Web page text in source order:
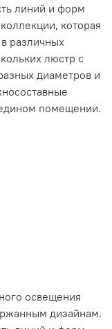
линий и форм
которая
различных
люстр с
диаметров и
помещении.
освещения
дизайнам.